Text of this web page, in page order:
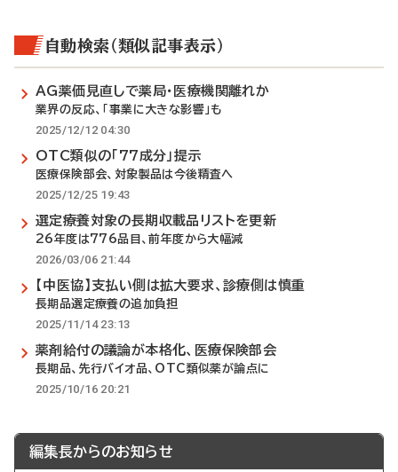
自動検索（類似記事表示）
AG薬価見直しで薬局・医療機関離れか
業界の反応、「事業に大きな影響」も
2025/12/12 04:30
OTC類似の「77成分」提示
医療保険部会、対象製品は今後精査へ
2025/12/25 19:43
選定療養対象の長期収載品リストを更新
26年度は776品目、前年度から大幅減
2026/03/06 21:44
【中医協】支払い側は拡大要求、診療側は慎重
長期品選定療養の追加負担
2025/11/14 23:13
薬剤給付の議論が本格化、医療保険部会
長期品、先行バイオ品、OTC類似薬が論点に
2025/10/16 20:21
編集長からのお知らせ